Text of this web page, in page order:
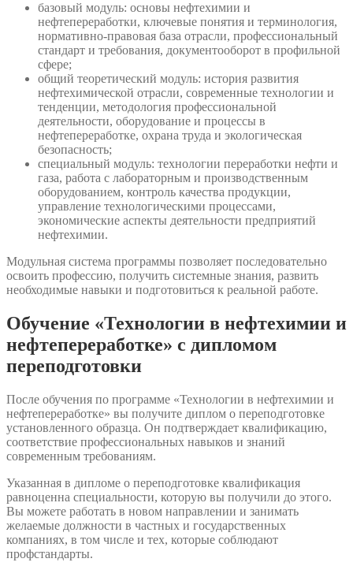
базовый модуль: основы нефтехимии и
нефтепереработки, ключевые понятия и терминология,
нормативно-правовая база отрасли, профессиональный
стандарт и требования, документооборот в профильной
сфере;
общий теоретический модуль: история развития
нефтехимической отрасли, современные технологии и
тенденции, методология профессиональной
деятельности, оборудование и процессы в
нефтепереработке, охрана труда и экологическая
безопасность;
специальный модуль: технологии переработки нефти и
газа, работа с лабораторным и производственным
оборудованием, контроль качества продукции,
управление технологическими процессами,
экономические аспекты деятельности предприятий
нефтехимии.
Модульная система программы позволяет последовательно
освоить профессию, получить системные знания, развить
необходимые навыки и подготовиться к реальной работе.
Обучение «Технологии в нефтехимии и
нефтепереработке» с дипломом
переподготовки
После обучения по программе «Технологии в нефтехимии и
нефтепереработке» вы получите диплом о переподготовке
установленного образца. Он подтверждает квалификацию,
соответствие профессиональных навыков и знаний
современным требованиям.
Указанная в дипломе о переподготовке квалификация
равноценна специальности, которую вы получили до этого.
Вы можете работать в новом направлении и занимать
желаемые должности в частных и государственных
компаниях, в том числе и тех, которые соблюдают
профстандарты.